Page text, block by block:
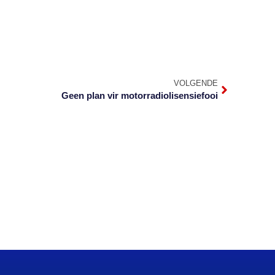
VOLGENDE
Geen plan vir motorradiolisensiefooi